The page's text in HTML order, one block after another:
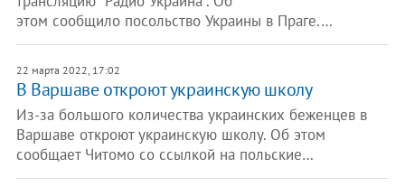
этом сообщило посольство Украины в Праге.…
22 марта 2022, 17:02
В Варшаве откроют украинскую школу
Из-за большого количества украинских беженцев в
Варшаве откроют украинскую школу. Об этом
сообщает Читомо со ссылкой на польские…